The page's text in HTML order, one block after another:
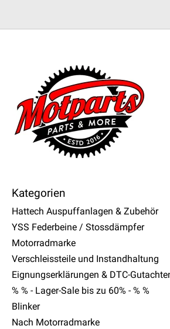
Kategorien
Hattech Auspuffanlagen & Zubehör
YSS Federbeine / Stossdämpfer
Motorradmarke
Verschleissteile und Instandhaltung
Eignungserklärungen & DTC-
% % - Lager-Sale bis zu 60% - % %
Blinker
Nach Motorradmarke